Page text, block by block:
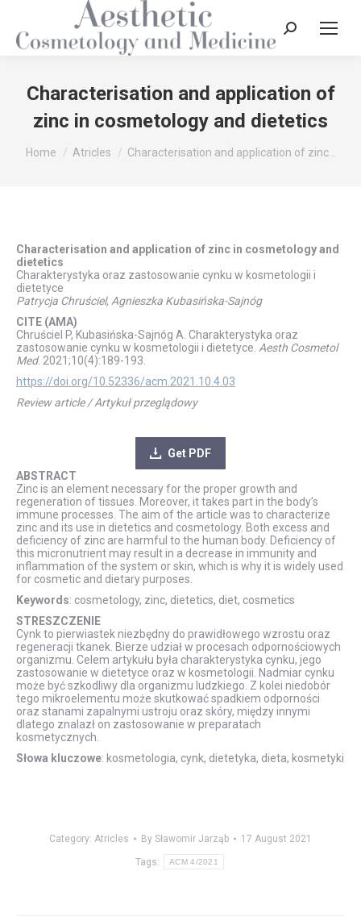
Characterisation and application of
zinc in cosmetology and dietetics
Home
Atricles Characterisation and application of zinc…
Characterisation and application of zinc in cosmetology and
dietetics
Charakterystyka oraz zastosowanie cynku w kosmetologii i
dietetyce
Patrycja Chruściel, Agnieszka Kubasińska-Sajnóg
CITE (AMA)
Chruściel P, Kubasińska-Sajnóg A. Charakterystyka oraz
zastosowanie cynku w kosmetologii i dietetyce. Aesth Cosmetol
Med. 2021;10(4):189-193.
https://doi.org/10.52336/acm.2021.10.4.03
Review article / Artykuł przeglądowy
Get PDF
ABSTRACT
Zinc is an element necessary for the proper growth and
regeneration of tissues. Moreover, it takes part in the body’s
immune processes. The aim of the article was to characterize
zinc and its use in dietetics and cosmetology. Both excess and
deficiency of zinc are harmful to the human body. Deficiency of
this micronutrient may result in a decrease in immunity and
inflammation of the system or skin, which is why it is widely used
for cosmetic and dietary purposes.
Keywords: cosmetology, zinc, dietetics, diet, cosmetics
STRESZCZENIE
Cynk to pierwiastek niezbędny do prawidłowego wzrostu oraz
regeneracji tkanek. Bierze udział w procesach odpornościowych
organizmu. Celem artykułu była charakterystyka cynku, jego
zastosowanie w dietetyce oraz w kosmetologii. Nadmiar cynku
może być szkodliwy dla organizmu ludzkiego. Z kolei niedobór
tego mikroelementu może skutkować spadkiem odporności
oraz stanami zapalnymi ustroju oraz skóry, między innymi
dlatego znalazł on zastosowanie w preparatach
kosmetycznych.
Słowa kluczowe: kosmetologia, cynk, dietetyka, dieta, kosmetyki
Category: Atricles By Sławomir Jarząb 17 August 2021
Tags: ACM 4/2021